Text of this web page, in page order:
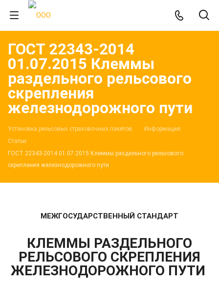
ГОСТ 22343-2014
01.07.2015 Клеммы
раздельного рельсового
скрепления
железнодорожного пути
Установка рельсовых страховочных пакетов.
Информация
Статьи
ГОСТ 22343-2014 01.07.2015 Клеммы раздельного рельсового
скрепления железнодорожного пути
МЕЖГОСУДАРСТВЕННЫЙ СТАНДАРТ
КЛЕММЫ РАЗДЕЛЬНОГО
РЕЛЬСОВОГО СКРЕПЛЕНИЯ
ЖЕЛЕЗНОДОРОЖНОГО ПУТИ